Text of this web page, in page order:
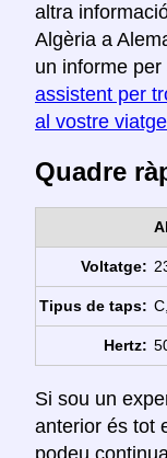
altra
Algèria a
un informe per
assistent per
al vostre
Quadre
Voltatge:
Tipus de taps:
Hertz:
Si sou un
anterior és tot